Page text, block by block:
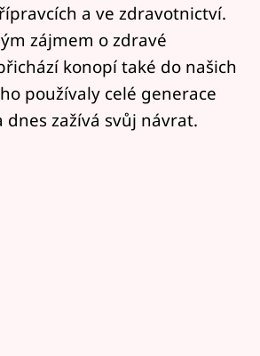
a ve zdravotnictví.
zájmem o zdravé
konopí také do našich
používaly celé generace
dnes zažívá svůj návrat.